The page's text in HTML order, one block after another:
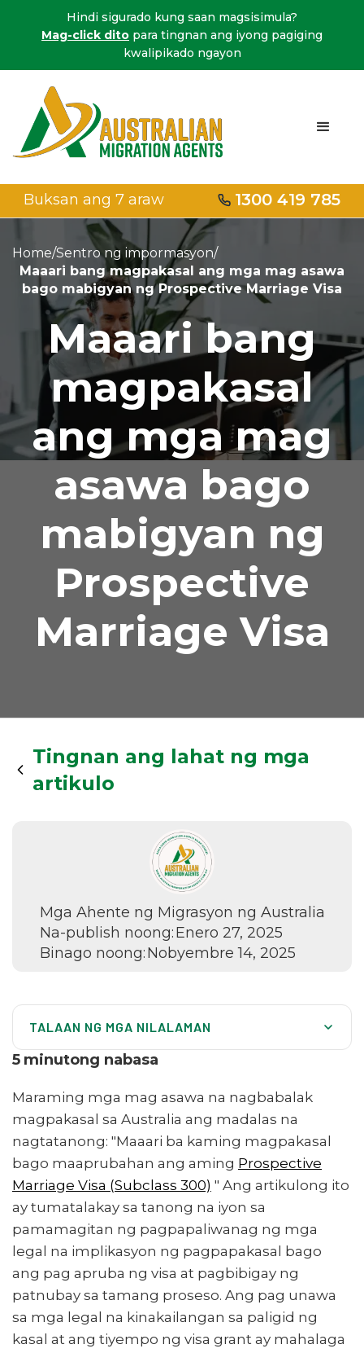
Hindi sigurado kung saan magsisimula?
Mag-click dito para tingnan ang iyong pagiging
kwalipikado ngayon
Buksan ang 7 araw 1300 419 785
Home/Sentro ng impormasyon/
Maaari bang magpakasal ang mga mag asawa
bago mabigyan ng Prospective Marriage Visa
Maaari bang
magpakasal
ang mga mag
asawa bago
mabigyan ng
Prospective
Marriage Visa
Tingnan ang lahat ng mga
artikulo
Mga Ahente ng Migrasyon ng Australia
Na-publish noong:Enero 27, 2025
Binago noong:Nobyembre 14, 2025
TALAAN NG MGA NILALAMAN
Marriage Visa
Mga dokumentong kailangan para sa aplikasyon
Australia-wide services
Mga legal na kondisyon hinggil sa kasal bago ang Visa
grant
Implikasyon ng pagpapakasal bago bigyan ng Visa
Mga Dapat Gawin Kung May Asawa na
Buod
5 minutong nabasa
Maraming mga mag asawa na nagbabalak
magpakasal sa Australia ang madalas na
nagtatanong: "Maaari ba kaming magpakasal
bago maaprubahan ang aming Prospective
Marriage Visa (Subclass 300) " Ang artikulong ito
ay tumatalakay sa tanong na iyon sa
pamamagitan ng pagpapaliwanag ng mga
legal na implikasyon ng pagpapakasal bago
ang pag apruba ng visa at pagbibigay ng
patnubay sa tamang proseso. Ang pag unawa
sa mga legal na kinakailangan sa paligid ng
kasal at ang tiyempo ng visa grant ay mahalaga